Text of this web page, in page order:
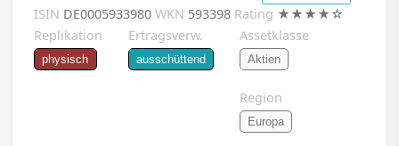
ISIN DE0005933980 WKN 593398 Rating ★★★★☆
Replikation
physisch
Ertragsverw.
ausschüttend
Assetklasse
Aktien
Region
Europa